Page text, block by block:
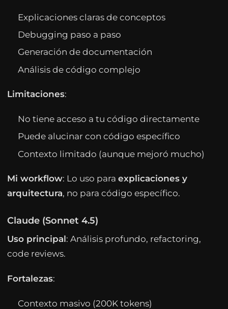
Explicaciones claras de conceptos
Debugging paso a paso
Generación de documentación
Análisis de código complejo
Limitaciones:
No tiene acceso a tu código directamente
Puede alucinar con código específico
Contexto limitado (aunque mejoró mucho)
Mi workflow: Lo uso para explicaciones y
arquitectura, no para código específico.
Claude (Sonnet 4.5)
Uso principal: Análisis profundo, refactoring,
code reviews.
Fortalezas:
Contexto masivo (200K tokens)